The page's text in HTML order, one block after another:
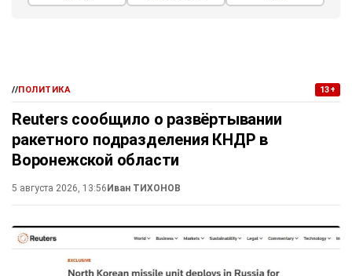
//ПОЛИТИКА 13+
Reuters сообщило о развёртывании
ракетного подразделения КНДР в
Воронежской области
5 августа 2026, 13:56 Иван ТИХОНОВ